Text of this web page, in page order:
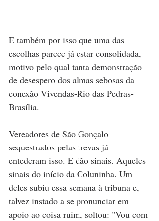
E também por isso que uma das
escolhas parece já estar consolidada,
motivo pelo qual tanta demonstração
de desespero dos almas sebosas da
conexão Vivendas-Rio das Pedras-
Brasília.
Vereadores de São Gonçalo
sequestrados pelas trevas já
entederam isso. E dão sinais. Aqueles
sinais do início da Coluninha. Um
deles subiu essa semana à tribuna e,
talvez instado a se pronunciar em
apoio ao coisa ruim, soltou: "Vou com